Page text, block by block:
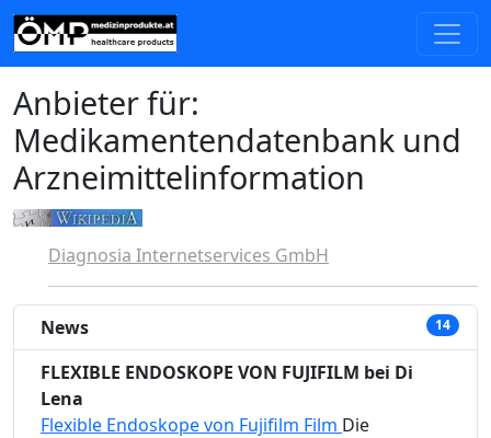
Anbieter für:
Medikamentendatenbank und
Arzneimittelinformation
Diagnosia Internetservices GmbH
News 14
FLEXIBLE ENDOSKOPE VON FUJIFILM bei Di
Lena
Flexible Endoskope von Fujifilm Film Die